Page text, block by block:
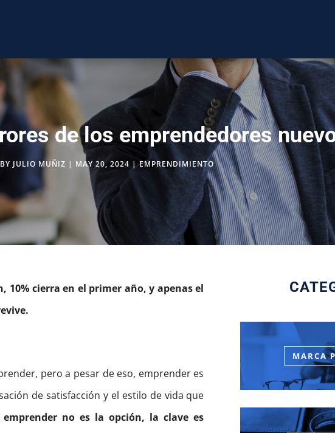
de los emprendedores
BY JULIO MUÑIZ | MAY 20, 2024 |EMPRENDIMIENTO
10% cierra en el primer año, y apenas el
pero a pesar de eso, emprender es
de satisfacción y el estilo de vida que
emprender no es la opción, la clave es
MARCA